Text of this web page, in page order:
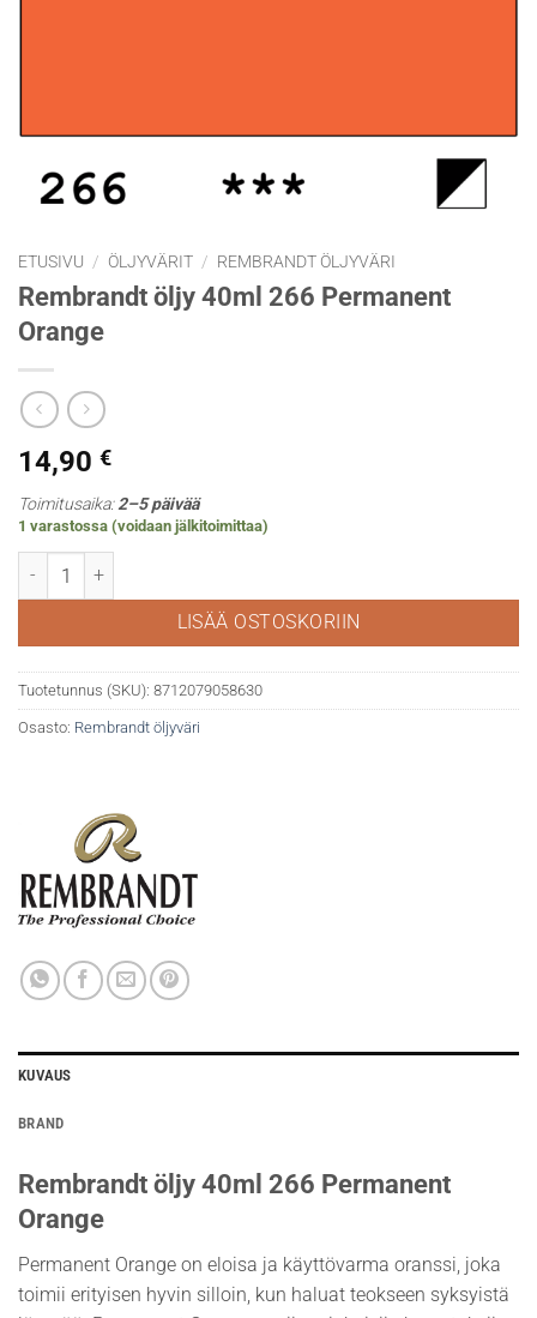
ETUSIVU / ÖLJYVÄRIT / REMBRANDT ÖLJYVÄRI
Rembrandt öljy 40ml 266 Permanent
Orange
14,90 €
Toimitusaika:2–5 päivää
1 varastossa (voidaan jälkitoimittaa)
Rembrandt öljy 40ml 266 Permanent Orange määrä
LISÄÄ OSTOSKORIIN
Tuotetunnus (SKU): 8712079058630
Osasto: Rembrandt öljyväri
KUVAUS
BRAND
Rembrandt öljy 40ml 266 Permanent
Orange
Permanent Orange on eloisa ja käyttövarma oranssi, joka
toimii erityisen hyvin silloin, kun haluat teokseen syksyistä